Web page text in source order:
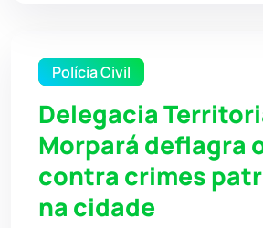
Polícia Civil
Delegacia
Morpará deflagra
contra crimes
na cidade